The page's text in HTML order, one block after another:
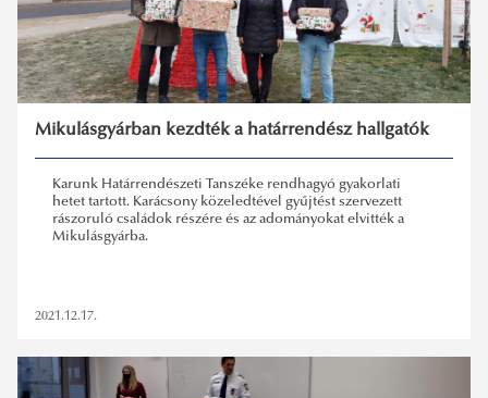
Mikulásgyárban kezdték a határrendész hallgatók
Karunk Határrendészeti Tanszéke rendhagyó gyakorlati
hetet tartott. Karácsony közeledtével gyűjtést szervezett
rászoruló családok részére és az adományokat elvitték a
Mikulásgyárba.
2021.12.17.